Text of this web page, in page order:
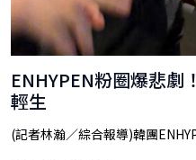
ENHYPEN粉圈爆悲劇
輕生
(記者林瀚／綜合報導)韓團